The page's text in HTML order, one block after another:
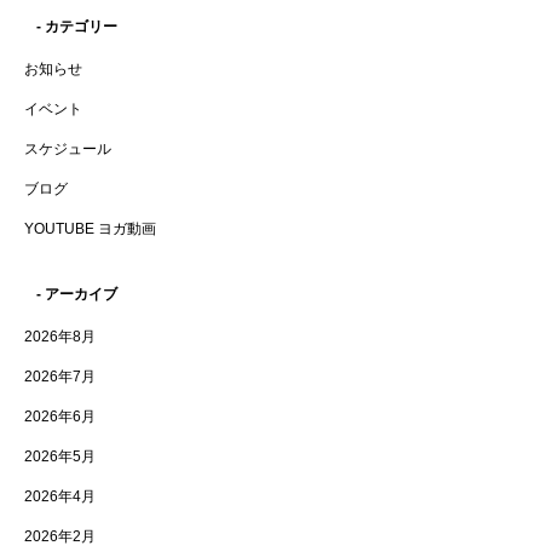
- カテゴリー
お知らせ
イベント
スケジュール
ブログ
YOUTUBE ヨガ動画
- アーカイブ
2026年8月
2026年7月
2026年6月
2026年5月
2026年4月
2026年2月